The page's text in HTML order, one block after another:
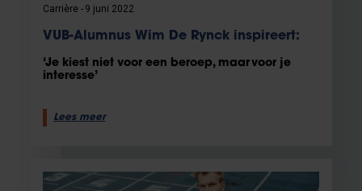
Carrière 9 juni 2022
VUB-Alumnus Wim De Rynck inspireert:
‘Je kiest niet voor een beroep, maar voor je
interesse’
Lees meer